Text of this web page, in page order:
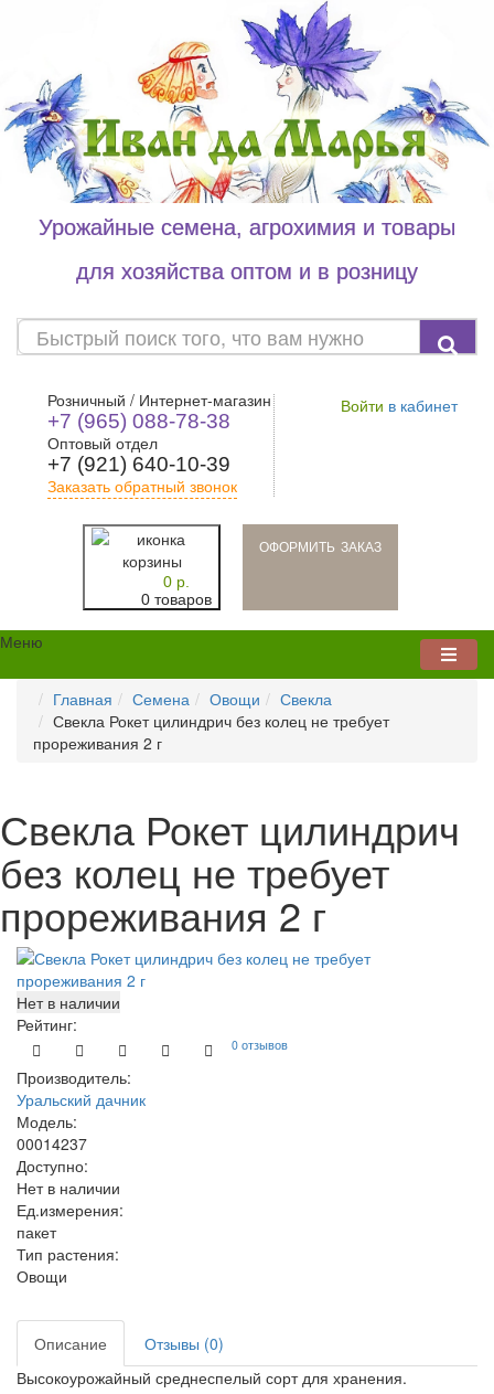
Урожайные семена, агрохимия и товары
для хозяйства оптом и в розницу
Розничный / Интернет-магазин
+7 (965) 088-78-38
Оптовый отдел
+7 (921) 640-10-39
Заказать обратный звонок
Войти в кабинет
oформить заказ
0 р.
0 товаров
Меню
Главная Семена Овощи
Свекла
Свекла Рокет цилиндрич без колец не требует
прореживания 2 г
Свекла Рокет цилиндрич
без колец не требует
прореживания 2 г
Нет в наличии
Рейтинг:
0 отзывов
Производитель:
Уральский дачник
Модель:
00014237
Доступно:
Нет в наличии
Ед.измерения:
пакет
Тип растения:
Овощи
Описание
Отзывы (0)
Высокоурожайный среднеспелый сорт для хранения.